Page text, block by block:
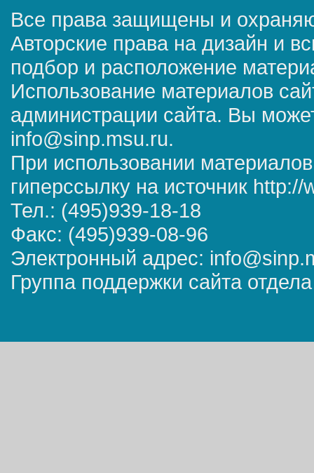
Все права защищены и
Авторские права на дизайн и
подбор и расположение
Использование материалов
администрации сайта. Вы
info@sinp.msu.ru.
При использовании
гиперссылку на источник
Тел.: (495)939-18-18
Факс: (495)939-08-96
Электронный адрес:
Группа поддержки сайта